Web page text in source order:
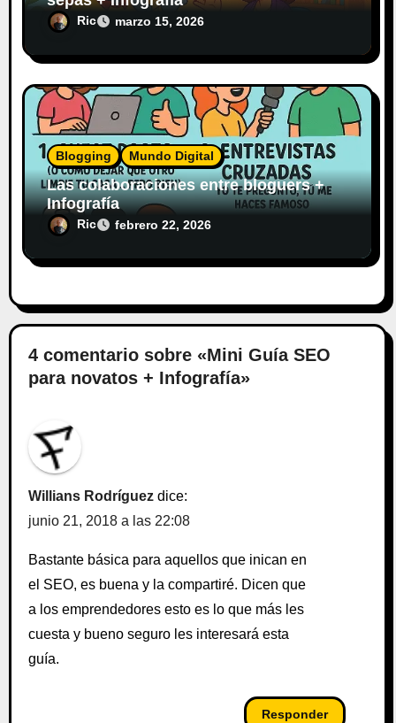
Ric marzo 15, 2026
Blogging Mundo Digital
Las colaboraciones entre bloguers +
Infografía
Ric febrero 22, 2026
4 comentario sobre «Mini Guía SEO
para novatos + Infografía»
Willians Rodríguez dice:
junio 21, 2018 a las 22:08
Bastante básica para aquellos que inican en
el SEO, es buena y la compartiré. Dicen que
a los emprendedores esto es lo que más les
cuesta y bueno seguro les interesará esta
guía.
Responder